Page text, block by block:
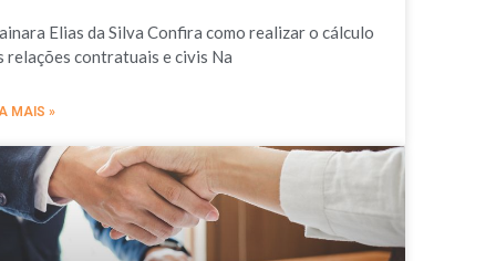
Elias da Silva Confira como realizar o cálculo
relações contratuais e civis Na
MAIS »